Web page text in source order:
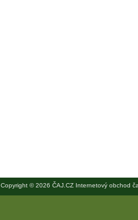
Copyright © 2026 ČAJ.CZ Internetový obchod